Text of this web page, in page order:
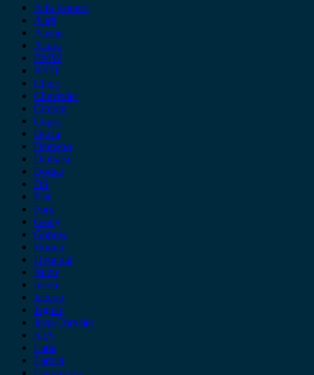
Alfa Romeo
Audi
Austin
Acura
BMW
BYD
Chery
Chevrolet
Citroen
Cupra
Dacia
Daewoo
Daihatsu
Dodge
DS
Fiat
Ford
Geely
Gonow
Honda
Hyundai
Isuzu
iveco
Jaecoo
Jaguar
Jeep Chrysler
KIA
Lada
Lancia
Leapmotor